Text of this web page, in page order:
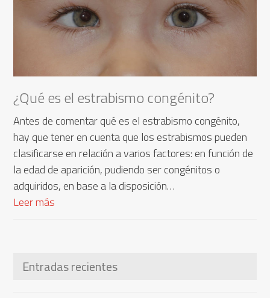
¿Qué es el estrabismo congénito?
Antes de comentar qué es el estrabismo congénito,
hay que tener en cuenta que los estrabismos pueden
clasificarse en relación a varios factores: en función de
la edad de aparición, pudiendo ser congénitos o
adquiridos, en base a la disposición…
Leer más
Entradas recientes